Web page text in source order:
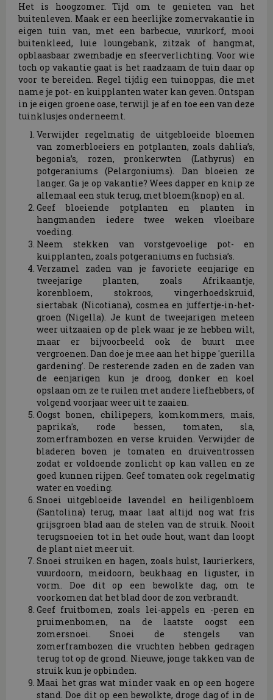
Het is hoogzomer. Tijd om te genieten van het
buitenleven. Maak er een heerlijke zomervakantie in
eigen tuin van, met een barbecue, vuurkorf, mooi
buitenkleed, luie loungebank, zitzak of hangmat,
opblaasbaar zwembadje en sfeerverlichting. Voor wie
toch op vakantie gaat is het raadzaam de tuin daar op
voor te bereiden. Regel tijdig een tuinoppas, die met
name je pot- en kuipplanten water kan geven. Ontspan
in je eigen groene oase, terwijl je af en toe een van deze
tuinklusjes onderneemt.
Verwijder regelmatig de uitgebloeide bloemen
van zomerbloeiers en potplanten, zoals dahlia’s,
begonia’s, rozen, pronkerwten (Lathyrus) en
potgeraniums (Pelargoniums). Dan bloeien ze
langer. Ga je op vakantie? Wees dapper en knip ze
allemaal een stuk terug, met bloem(knop) en al.
Geef bloeiende potplanten en planten in
hangmanden iedere twee weken vloeibare
voeding.
Neem stekken van vorstgevoelige pot- en
kuipplanten, zoals potgeraniums en fuchsia’s.
Verzamel zaden van je favoriete eenjarige en
tweejarige planten, zoals Afrikaantje,
korenbloem, stokroos, vingerhoedskruid,
siertabak (Nicotiana), cosmea en juffertje-in-het-
groen (Nigella). Je kunt de tweejarigen meteen
weer uitzaaien op de plek waar je ze hebben wilt,
maar er bijvoorbeeld ook de buurt mee
vergroenen. Dan doe je mee aan het hippe 'guerilla
gardening'. De resterende zaden en de zaden van
de eenjarigen kun je droog, donker en koel
opslaan om ze te ruilen met andere liefhebbers, of
volgend voorjaar weer uit te zaaien.
Oogst bonen, chilipepers, komkommers, mais,
paprika's, rode bessen, tomaten, sla,
zomerframbozen en verse kruiden. Verwijder de
bladeren boven je tomaten en druiventrossen
zodat er voldoende zonlicht op kan vallen en ze
goed kunnen rijpen. Geef tomaten ook regelmatig
water en voeding.
Snoei uitgebloeide lavendel en heiligenbloem
(Santolina) terug, maar laat altijd nog wat fris
grijsgroen blad aan de stelen van de struik. Nooit
terugsnoeien tot in het oude hout, want dan loopt
de plant niet meer uit.
Snoei struiken en hagen, zoals hulst, laurierkers,
vuurdoorn, meidoorn, beukhaag en liguster, in
vorm. Doe dit op een bewolkte dag, om te
voorkomen dat het blad door de zon verbrandt.
Geef fruitbomen, zoals lei-appels en -peren en
pruimenbomen, na de laatste oogst een
zomersnoei. Snoei de stengels van
zomerframbozen die vruchten hebben gedragen
terug tot op de grond. Nieuwe, jonge takken van de
struik kun je opbinden.
Maai het gras wat minder vaak en op een hogere
stand. Doe dit op een bewolkte, droge dag of in de